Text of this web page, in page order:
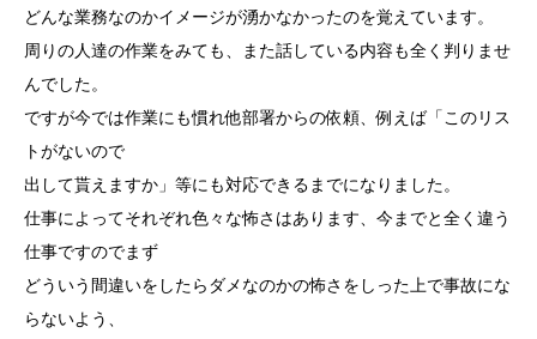
どんな業務なのかイメージが湧かなかったのを覚えています。
周りの人達の作業をみても、また話している内容も全く判りませ
んでした。
ですが今では作業にも慣れ他部署からの依頼、例えば「このリス
トがないので
出して貰えますか」等にも対応できるまでになりました。
仕事によってそれぞれ色々な怖さはあります、今までと全く違う
仕事ですのでまず
どういう間違いをしたらダメなのかの怖さをしった上で事故にな
らないよう、